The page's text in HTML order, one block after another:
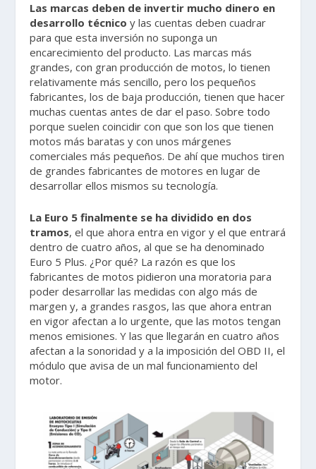
Las marcas deben de invertir mucho dinero en
desarrollo técnico y las cuentas deben cuadrar
para que esta inversión no suponga un
encarecimiento del producto. Las marcas más
grandes, con gran producción de motos, lo tienen
relativamente más sencillo, pero los pequeños
fabricantes, los de baja producción, tienen que hacer
muchas cuentas antes de dar el paso. Sobre todo
porque suelen coincidir con que son los que tienen
motos más baratas y con unos márgenes
comerciales más pequeños. De ahí que muchos tiren
de grandes fabricantes de motores en lugar de
desarrollar ellos mismos su tecnología.
La Euro 5 finalmente se ha dividido en dos
tramos, el que ahora entra en vigor y el que entrará
dentro de cuatro años, al que se ha denominado
Euro 5 Plus. ¿Por qué? La razón es que los
fabricantes de motos pidieron una moratoria para
poder desarrollar las medidas con algo más de
margen y, a grandes rasgos, las que ahora entran
en vigor afectan a lo urgente, que las motos tengan
menos emisiones. Y las que llegarán en cuatro años
afectan a la sonoridad y a la imposición del OBD II, el
módulo que avisa de un mal funcionamiento del
motor.